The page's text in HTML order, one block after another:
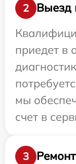
2
Выезд
приедет в
мы
счет в
3